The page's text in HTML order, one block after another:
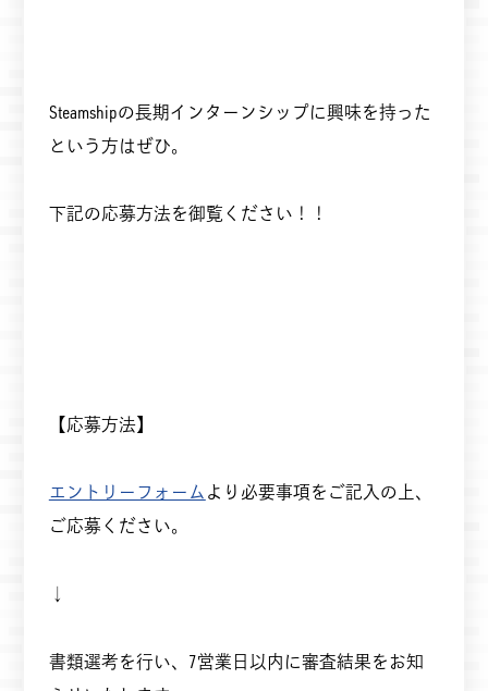
Steamshipの長期インターンシップに興味を持った
という方はぜひ。
下記の応募方法を御覧ください！！
【応募方法】
エントリーフォームより必要事項をご記入の上、
ご応募ください。
↓
書類選考を行い、7営業日以内に審査結果をお知